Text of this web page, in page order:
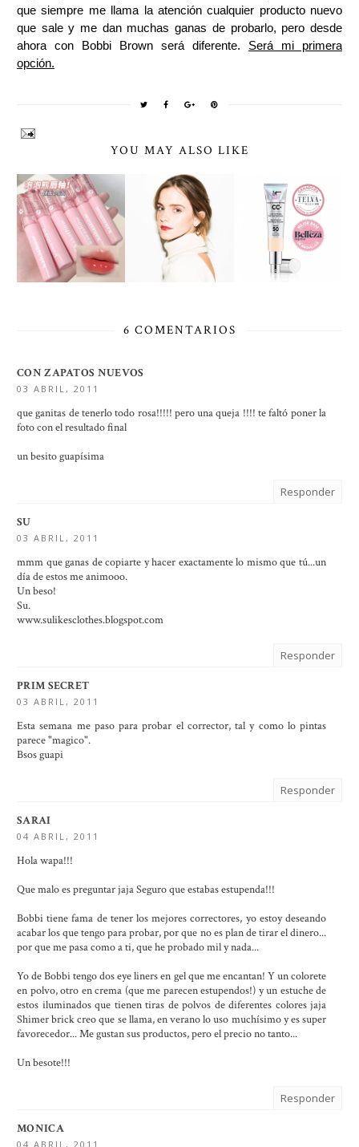
que siempre me llama la atención cualquier producto nuevo
que sale y me dan muchas ganas de probarlo, pero desde
ahora con Bobbi Brown será diferente. Será mi primera
opción.
YOU MAY ALSO LIKE
6 COMENTARIOS
CON ZAPATOS NUEVOS
03 ABRIL, 2011
que ganitas de tenerlo todo rosa!!!!! pero una queja !!!! te faltó poner la
foto con el resultado final
un besito guapísima
Responder
SU
03 ABRIL, 2011
mmm que ganas de copiarte y hacer exactamente lo mismo que tú...un
día de estos me animooo.
Un beso!
Su.
www.sulikesclothes.blogspot.com
Responder
PRIM SECRET
03 ABRIL, 2011
Esta semana me paso para probar el corrector, tal y como lo pintas
parece "magico".
Bsos guapi
Responder
SARAI
04 ABRIL, 2011
Hola wapa!!!
Que malo es preguntar jaja Seguro que estabas estupenda!!!
Bobbi tiene fama de tener los mejores correctores, yo estoy deseando
acabar los que tengo para probar, por que no es plan de tirar el dinero...
por que me pasa como a ti, que he probado mil y nada...
Yo de Bobbi tengo dos eye liners en gel que me encantan! Y un colorete
en polvo, otro en crema (que me parecen estupendos!) y un estuche de
estos iluminados que tienen tiras de polvos de diferentes colores jaja
Shimer brick creo que se llama, en verano lo uso muchísimo y es super
favorecedor... Me gustan sus productos, pero el precio no tanto...
Un besote!!!
Responder
MONICA
04 ABRIL, 2011